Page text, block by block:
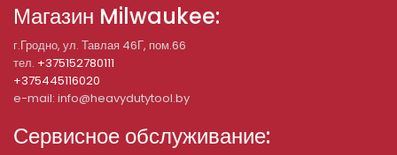
Магазин Milwaukee:
г.Гродно, ул. Тавлая 46Г, пом.66
тел. +375152780111
+375445116020
e-mail: info@heavydutytool.by
Сервисное обслуживание: